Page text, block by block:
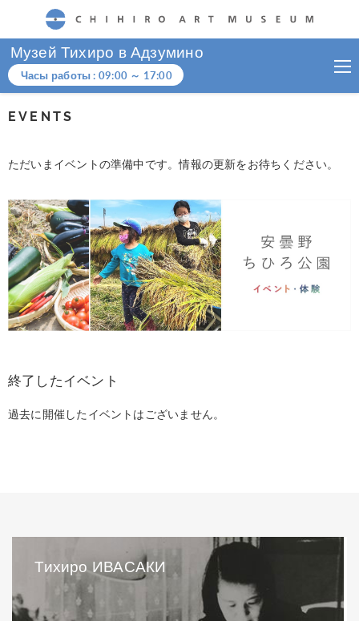
CHIHIRO ART MUSEUM
Музей Тихиро в Адзумино
Часы работы : 09:00 ～ 17:00
EVENTS
ただいまイベントの準備中です。情報の更新をお待ちください。
終了したイベント
過去に開催したイベントはございません。
Тихиро ИВАСАКИ